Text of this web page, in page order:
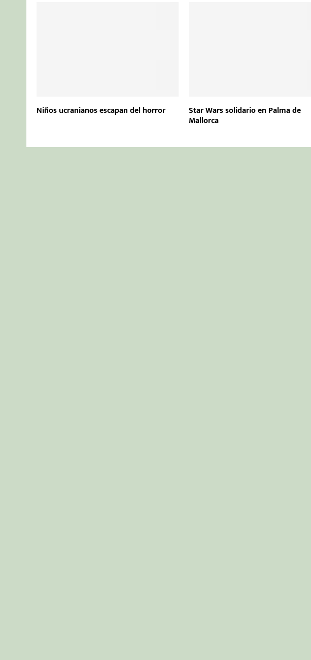
Niños ucranianos escapan del horror Star Wars solidario en Palma de
Mallorca